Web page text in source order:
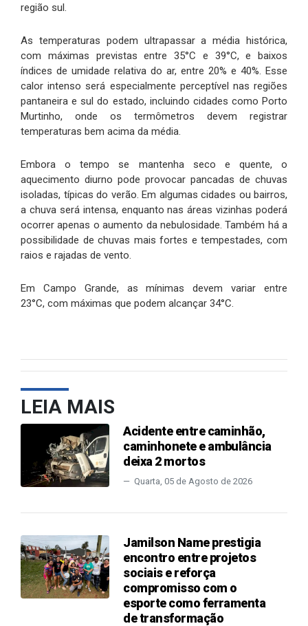
região sul.
As temperaturas podem ultrapassar a média histórica,
com máximas previstas entre 35°C e 39°C, e baixos
índices de umidade relativa do ar, entre 20% e 40%. Esse
calor intenso será especialmente perceptível nas regiões
pantaneira e sul do estado, incluindo cidades como Porto
Murtinho, onde os termômetros devem registrar
temperaturas bem acima da média.
Embora o tempo se mantenha seco e quente, o
aquecimento diurno pode provocar pancadas de chuvas
isoladas, típicas do verão. Em algumas cidades ou bairros,
a chuva será intensa, enquanto nas áreas vizinhas poderá
ocorrer apenas o aumento da nebulosidade. Também há a
possibilidade de chuvas mais fortes e tempestades, com
raios e rajadas de vento.
Em Campo Grande, as mínimas devem variar entre
23°C, com máximas que podem alcançar 34°C.
LEIA MAIS
Acidente entre caminhão,
caminhonete e ambulância
deixa 2 mortos
Quarta, 05 de Agosto de 2026
Jamilson Name prestigia
encontro entre projetos
sociais e reforça
compromisso com o
esporte como ferramenta
de transformação